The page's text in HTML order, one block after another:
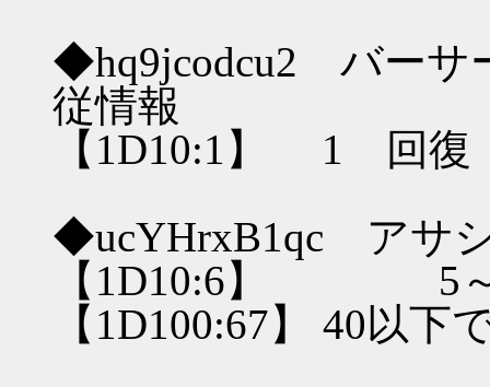
◆hq9jcodcu2 バー
従情報
【1D10:1】 1 回
◆ucYHrxB1qc アサ
【1D10:6】 5
【1D100:67】 40以下